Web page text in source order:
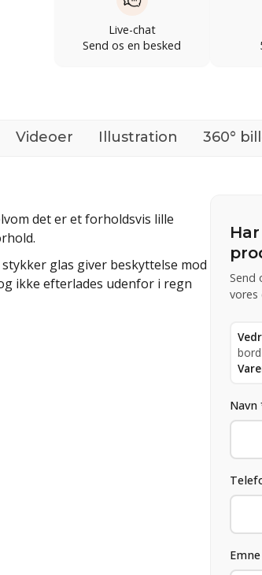
Live-chat
Send os en besked
Videoer Illustration 360°
det er et forholdsvis lille
glas giver beskyttelse mod
ikke efterlades udenfor i regn
Send
vores
bord
Navn
Emne